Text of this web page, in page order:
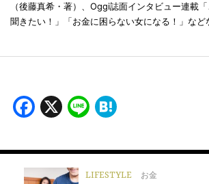
（後藤真希・著）、Oggi誌面インタビュー連載
聞きたい！」「お金に困らない女になる！」など
Facebook
X Line
LIFESTYLE お金